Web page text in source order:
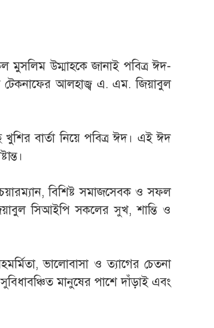
উম্মাহকে জানাই পবিত্র ঈদ-
টেকনাফের আলহাজ্ব এ. এম. জিয়াবুল
বার্তা নিয়ে পবিত্র ঈদ। এই ঈদ
বিশিষ্ট সমাজসেবক ও সফল
সিআইপি সকলের সুখ, শান্তি ও
ভালোবাসা ও ত্যাগের চেতনা
মানুষের পাশে দাঁড়াই এবং